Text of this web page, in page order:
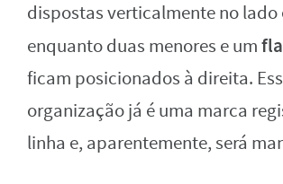
dispostas verticalmente no lado
enquanto duas menores e um
ficam posicionados à direita.
organização já é uma marca
linha e, aparentemente, será